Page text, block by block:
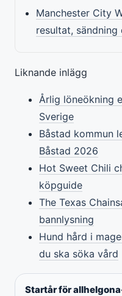
Manchester City
resultat, sändning
Liknande inlägg
Årlig löneökning
Sverige
Båstad kommun
Båstad 2026
Hot Sweet Chili
köpguide
The Texas
bannlysning
Hund hård i
du ska söka vård
Startår för